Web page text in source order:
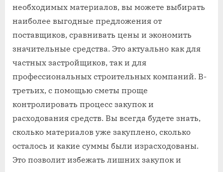
необходимых материалов, вы можете выбирать
наиболее выгодные предложения от
поставщиков, сравнивать цены и экономить
значительные средства. Это актуально как для
частных застройщиков, так и для
профессиональных строительных компаний. В-
третьих, с помощью сметы проще
контролировать процесс закупок и
расходования средств. Вы всегда будете знать,
сколько материалов уже закуплено, сколько
осталось и какие суммы были израсходованы.
Это позволит избежать лишних закупок и